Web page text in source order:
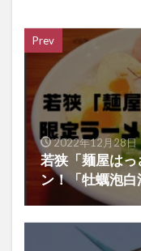
Prev
2022年12月28日
若狭「麺屋は
ン！「牡蠣泡白